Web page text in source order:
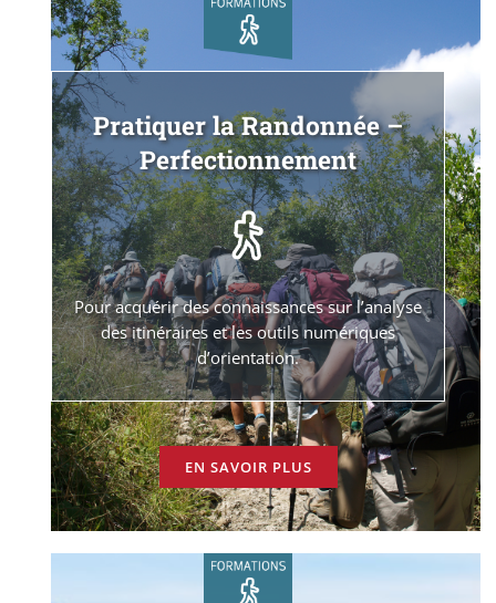
Pratiquer la Randonnée –
Perfectionnement
Pour acquérir des connaissances sur l’analyse
des itinéraires et les outils numériques
d’orientation.
EN SAVOIR PLUS